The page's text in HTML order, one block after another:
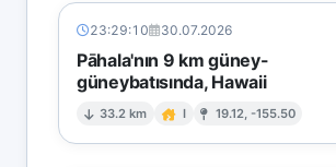
23:29:10 30.07.2026
Pāhala'nın 9 km güney-
güneybatısında, Hawaii
33.2 km I 19.12, -155.50